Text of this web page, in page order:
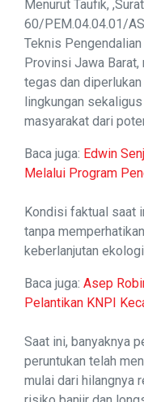
Menurut Taufik,
60/PEM.04.04.01/
Teknis
Provinsi Jawa
tegas dan
lingkungan
masyarakat dari
Baca juga: Edwin
Melalui Program
Kondisi faktual saat
tanpa
keberlanjutan
Baca juga: Asep
Pelantikan KNPI
Saat ini, banyaknya
peruntukan telah
mulai dari hilangnya